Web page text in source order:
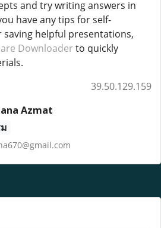
and try writing answers in
have any tips for self-
saving helpful presentations,
Downloader to quickly
39.50.129.159
Azmat